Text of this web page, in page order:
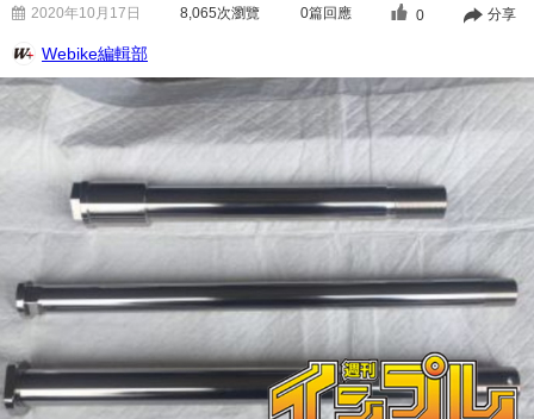
2020年10月17日 8,065次瀏覽 0篇回應 0 分享
Webike編輯部